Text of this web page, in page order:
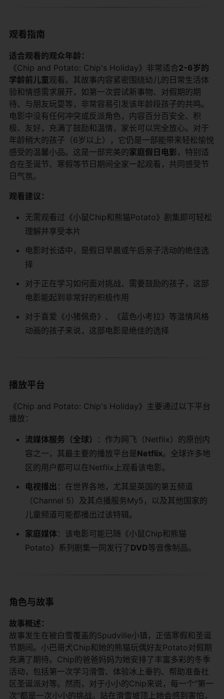
观看指南
​适合观看的观众年龄：​
《Chip and Potato: Chip's Holiday》非常适合​​2-6岁的
学龄前儿童​​观看。其故事内容紧密围绕幼儿的日常生活体
验和情感需求展开，如第一次尝试新事物、对假期的期
待、与朋友玩耍等，非常容易引发该年龄段孩子的共鸣。
电影中没有任何冲突或反派角色，内容百分百安全、积
极、友好，充满了鼓励和温情，家长可以完全放心。对于
年龄稍大的孩子（6岁以上），它仍是一部能带来轻松愉悦
感受的温馨小品。这是一部完美的​​家庭假日电影​ ​，特别适
合在圣诞节、寒假等节日期间全家一起观看，共同感受节
日气氛。
​观看建议：​
无需观看过《小鼠Chip和熊猫Potato》剧集即可轻松
理解并享受本片
电影时长适中，是假日早晨或午后亲子活动的绝佳选
择
对于正在学习如何面对挑战、需要鼓励的孩子，这部
电影能起到非常好的积极作用
对于喜爱《小猪佩奇》、《蓝色小考拉》等温情风格
动画的孩子来说，这部电影是绝佳的选择
播放平台
《Chip and Potato: Chip's Holiday》主要通过以下平台
播放：
​流媒体服务（全球）​
​：作为网飞（Netflix）的原创内
容之一，其最主要的播放平台是​​Netflix​​。全球许多地
区的用户都可以在Netflix上观看该电影。
​电视播出​ ​：在世界各地，尤其是英国的第五频道
（Channel 5）及其点播服务My5，以及其他国家的
儿童频道可能都播出过该特辑。
​家庭媒体​​：该电影可能已随《小鼠Chip和熊猫
Potato》系列剧集一同发行了​​DVD​​等音像制品。
角色与故事
​故事概述：​
故事发生在被白雪覆盖的Spudville小镇，正值寒假和圣诞
节期间。小巴哥犬Chip和她的熊猫玩偶好友Potato对假期
充满了期待。Chip的爸爸妈妈为她安排了丰富多彩的冬季
活动，包括第一次学习滑雪、体验冰上垂钓、帮助准备社
区圣诞派对等。然而，对于小小的Chip来说，每一个"第一
次"都是一次小小的挑战。站在滑雪坡顶上她会感到害怕，